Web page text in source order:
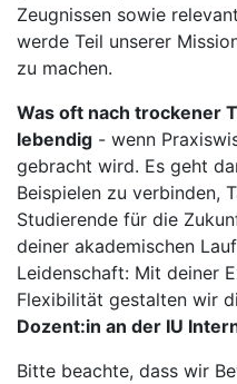
Zeugnissen sowie
werde Teil unserer
zu machen.
Was oft nach trockener
lebendig - wenn
gebracht wird. Es geht
Beispielen zu verbinden,
Studierende für die
deiner akademischen
Leidenschaft: Mit deiner
Flexibilität gestalten wir
Dozent:in an der IU
Bitte beachte, dass wir